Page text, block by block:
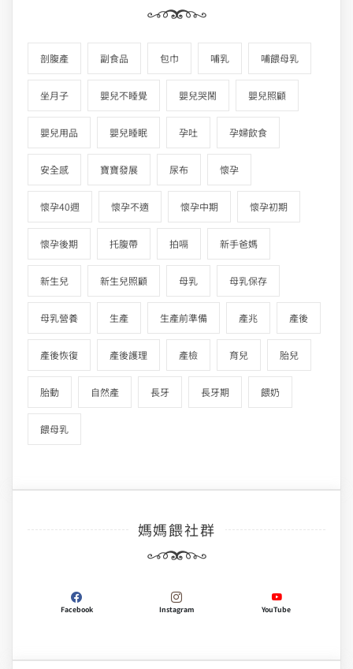
剖腹產 副食品 包巾 哺乳 哺餵母乳
坐月子 嬰兒不睡覺 嬰兒哭鬧 嬰兒照顧
嬰兒用品 嬰兒睡眠 孕吐 孕婦飲食
安全感 寶寶發展 尿布 懷孕
懷孕40週 懷孕不適 懷孕中期 懷孕初期
懷孕後期 托腹帶 拍嗝 新手爸媽
新生兒 新生兒照顧 母乳 母乳保存
母乳營養 生產 生產前準備 產兆 產後
產後恢復 產後護理 產檢 育兒 胎兒
胎動 自然產 長牙 長牙期 餵奶
餵母乳
媽媽餵社群
Facebook Instagram YouTube